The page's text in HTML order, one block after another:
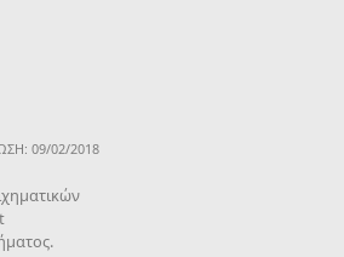
09/02/2018